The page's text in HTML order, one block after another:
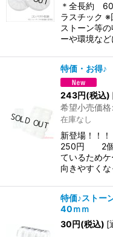
＊全長約
ラスチック
ストーン等
ーや環境な
特価・お得
243円(税込)
希望小売価格:
在庫なし
新登場！！
250円 2個
ているため
向きやすく
特価♪スト
40ｍｍ
30円(税込) [